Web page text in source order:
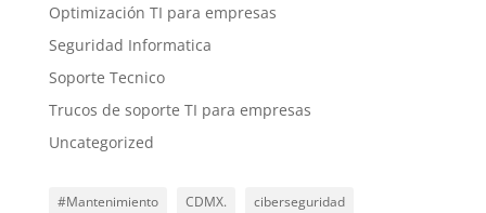
Optimización TI para empresas
Seguridad Informatica
Soporte Tecnico
Trucos de soporte TI para empresas
Uncategorized
#Mantenimiento CDMX.
ciberseguridad